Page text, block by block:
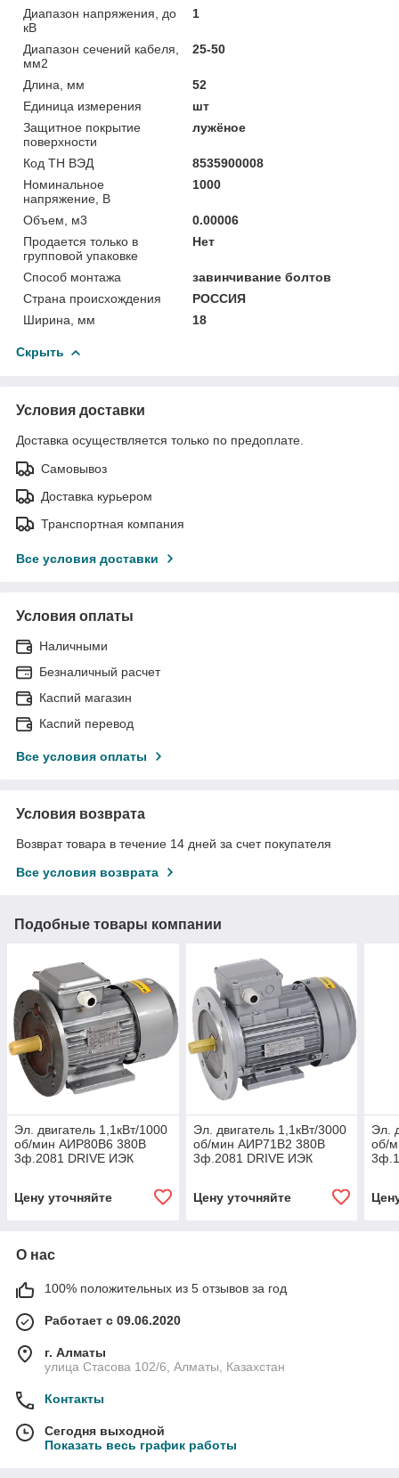
Диапазон напряжения, до
кВ
1
Диапазон сечений кабеля,
мм2
25-50
Длина, мм
52
Единица измерения
шт
Защитное покрытие
поверхности
лужёное
Код ТН ВЭД
8535900008
Номинальное
напряжение, В
1000
Объем, м3
0.00006
Продается только в
групповой упаковке
Нет
Способ монтажа
завинчивание болтов
Страна происхождения
РОССИЯ
Ширина, мм
18
Скрыть
Условия доставки
Доставка осуществляется только по предоплате.
Самовывоз
Доставка курьером
Транспортная компания
Все условия доставки
Условия оплаты
Наличными
Безналичный расчет
Каспий магазин
Каспий перевод
Все условия оплаты
Условия возврата
Возврат товара в течение 14 дней за счет покупателя
Все условия возврата
Подобные товары компании
Эл. двигатель 1,1кВт/1000
об/мин АИР80B6 380В
3ф.2081 DRIVE ИЭК
Цену уточняйте
Эл. двигатель 1,1кВт/3000
об/мин АИР71B2 380В
3ф.2081 DRIVE ИЭК
Цену уточняйте
Эл.
об/
О нас
100% положительных из 5 отзывов за год
Работает с 09.06.2020
г. Алматы
улица Стасова 102/6, Алматы, Казахстан
Контакты
Сегодня выходной
Показать весь график работы